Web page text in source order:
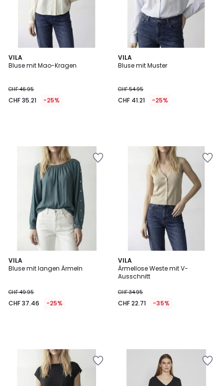
VILA
Bluse mit Mao-Kragen
CHF 46.95
CHF 35.21 -25%
VILA
Bluse mit Muster
CHF 54.95
CHF 41.21 -25%
VILA
Bluse mit langen Ärmeln
CHF 49.95
CHF 37.46 -25%
VILA
Ärmellose Weste mit V-
Ausschnitt
CHF 34.95
CHF 22.71 -35%